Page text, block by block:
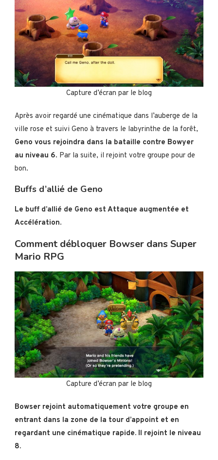
Capture d’écran par le blog
Après avoir regardé une cinématique dans l’auberge de la
ville rose et suivi Geno à travers le labyrinthe de la forêt,
Geno vous rejoindra dans la bataille contre Bowyer
au niveau 6. Par la suite, il rejoint votre groupe pour de
bon.
Buffs d’allié de Geno
Le buff d’allié de Geno est Attaque augmentée et
Accélération.
Comment débloquer Bowser dans Super
Mario RPG
Capture d’écran par le blog
Bowser rejoint automatiquement votre groupe en
entrant dans la zone de la tour d’appoint et en
regardant une cinématique rapide. Il rejoint le niveau
8.